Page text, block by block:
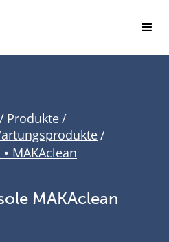
/ Produkte/
/
MAKAclean
MAKAclean